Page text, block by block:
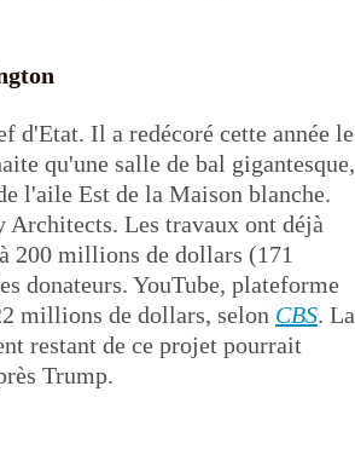
d'Etat. Il a redécoré cette année le
qu'une salle de bal gigantesque,
l'aile Est de la Maison blanche.
Architects. Les travaux ont déjà
200 millions de dollars (171
donateurs. YouTube, plateforme
millions de dollars, selon CBS. La
restant de ce projet pourrait
Trump.